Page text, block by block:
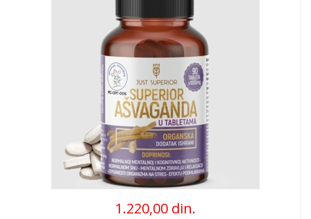
1.220,00 din.